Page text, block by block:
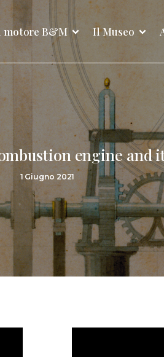
motore B&M Il Museo
engine and
1 Giugno 2021